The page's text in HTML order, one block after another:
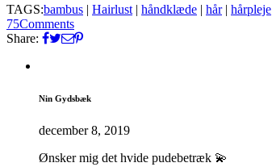
TAGS:bambus | Hairlust | håndklæde | hår| hårpleje
75Comments
Share:
Nin Gydsbæk
december 8, 2019
Ønsker mig det hvide pudebetræk 💫